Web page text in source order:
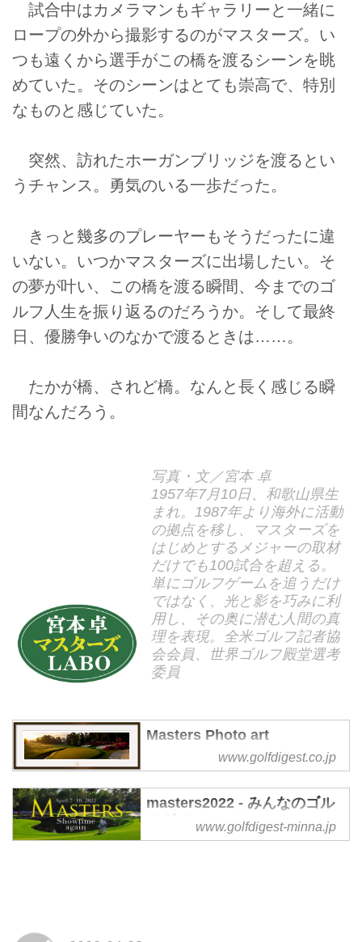
試合中はカメラマンもギャラリーと一緒に
ロープの外から撮影するのがマスターズ。い
つも遠くから選手がこの橋を渡るシーンを眺
めていた。そのシーンはとても崇高で、特別
なものと感じていた。
突然、訪れたホーガンブリッジを渡るとい
うチャンス。勇気のいる一歩だった。
きっと幾多のプレーヤーもそうだったに違
いない。いつかマスターズに出場したい。そ
の夢が叶い、この橋を渡る瞬間、今までのゴ
ルフ人生を振り返るのだろうか。そして最終
日、優勝争いのなかで渡るときは……。
たかが橋、されど橋。なんと長く感じる瞬
間なんだろう。
写真・文／宮本 卓
1957年7月10日、和歌山県生
まれ。1987年より海外に活動
の拠点を移し、マスターズを
はじめとするメジャーの取材
だけでも100試合を超える。
単にゴルフゲームを追うだけ
ではなく、光と影を巧みに利
用し、その奥に潜む人間の真
理を表現。全米ゴルフ記者協
会会員、世界ゴルフ殿堂選考
委員
Masters Photo art
Collection | ゴルフダイジェ
スト社
感動を飾る。写真家・宮本卓が厳
選したマスターズトーナメントの
美しい写真作品を、額装してゴル
www.golfdigest.co.jp
masters2022 - みんなのゴル
フダイジェスト
www.golfdigest-minna.jp